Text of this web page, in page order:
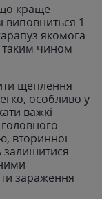
краще
1
якомога
таким чином
щеплення
особливо у
важкі
вторинної
залишитися
зараження